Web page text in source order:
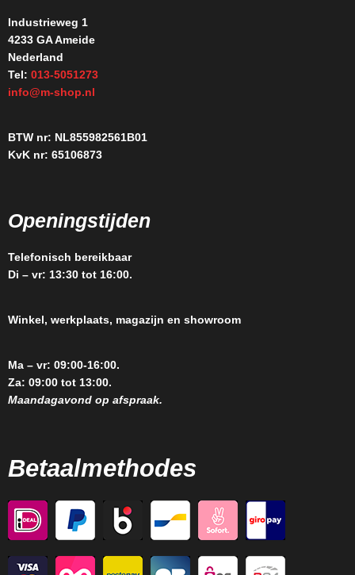
Industrieweg 1
4233 GA Ameide
Nederland
Tel: 013-5051273
info@m-shop.nl
BTW nr: NL855982561B01
KvK nr: 65106873
Openingstijden
Telefonisch bereikbaar
Di – vr: 13:30 tot 16:00.
Winkel, werkplaats, magazijn en showroom
Ma – vr: 09:00-16:00.
Za: 09:00 tot 13:00.
Maandagavond op afspraak.
Betaalmethodes